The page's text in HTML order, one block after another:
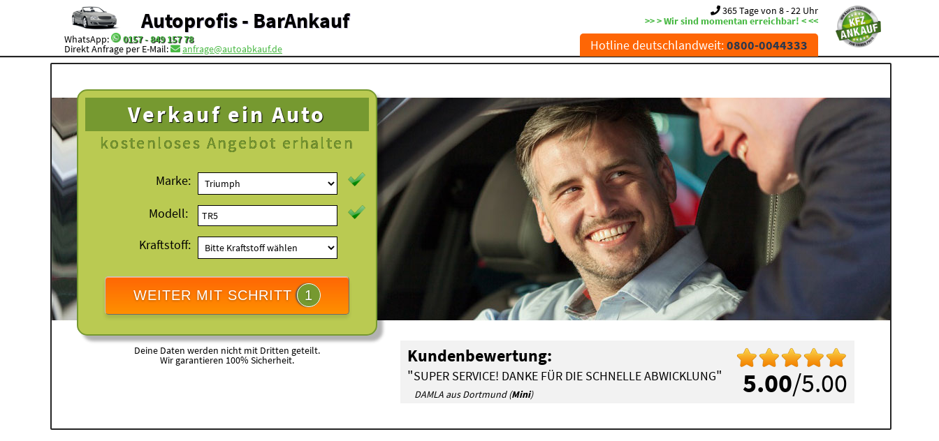
Autoprofis - BarAnkauf
WhatsApp: 0157 - 849 157 78
Direkt Anfrage per E-Mail: anfrage@autoabkauf.de
365 Tage von 8 - 22 Uhr
>> > Wir sind momentan erreichbar! < <<
Hotline deutschlandweit:0800-0044333
Verkauf ein Auto
kostenloses Angebot erhalten
Marke:
Modell:
Kraftstoff:
WEITER MIT SCHRITT 1
Deine Daten werden nicht mit Dritten geteilt.
Wir garantieren 100% Sicherheit.
5.00/5.00
Kundenbewertung:
"SUPER SERVICE! DANKE FÜR DIE SCHNELLE ABWICKLUNG"
DAMLA aus Dortmund (Mini)